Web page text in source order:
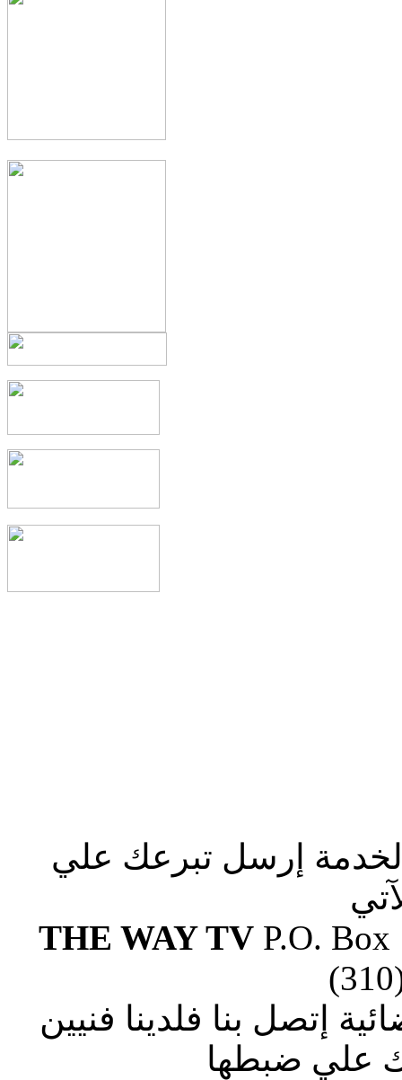
إرسل تبرعك علي
THE WAY TVP.O. Box
إتصل بنا فلدينا فنيين
علي ضبطها